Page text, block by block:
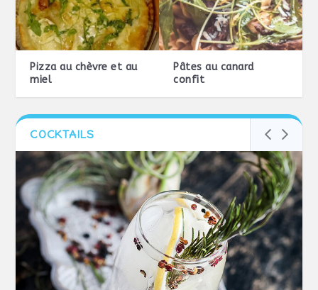
Pizza au chèvre et au
miel
Pâtes au canard
confit
COCKTAILS